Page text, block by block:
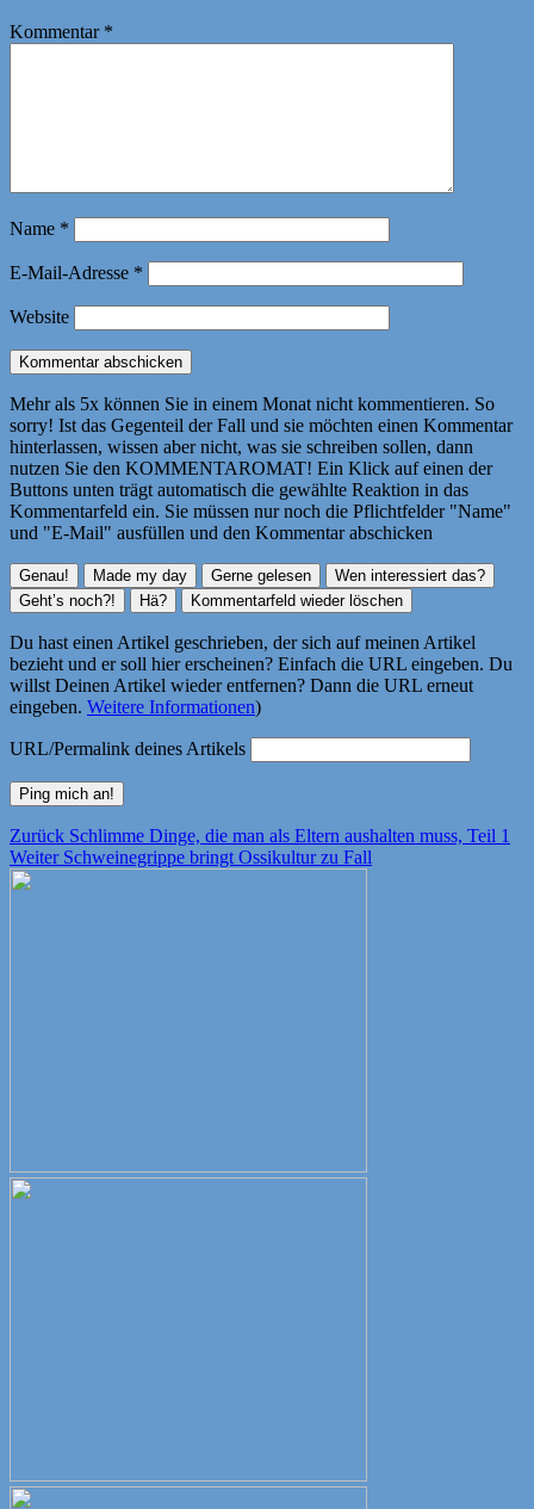
Kommentar *
Name *
E-Mail-Adresse *
Website
Mehr als 5x können Sie in einem Monat nicht kommentieren. So
sorry! Ist das Gegenteil der Fall und sie möchten einen Kommentar
hinterlassen, wissen aber nicht, was sie schreiben sollen, dann
nutzen Sie den KOMMENTAROMAT! Ein Klick auf einen der
Buttons unten trägt automatisch die gewählte Reaktion in das
Kommentarfeld ein. Sie müssen nur noch die Pflichtfelder "Name"
und "E-Mail" ausfüllen und den Kommentar abschicken
Du hast einen Artikel geschrieben, der sich auf meinen Artikel
bezieht und er soll hier erscheinen? Einfach die URL eingeben. Du
willst Deinen Artikel wieder entfernen? Dann die URL erneut
eingeben. Weitere Informationen)
URL/Permalink deines Artikels
Beitragsnavigation
Zurück Vorheriger
Beitrag:
Schlimme Dinge, die man als Eltern aushalten muss, Teil 1
Weiter Nächster
Schweinegrippe bringt Ossikultur zu Fall